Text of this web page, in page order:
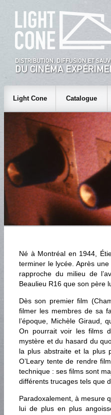
Light Cone Catalogue
Né à Montréal en 1944,
terminer le lycée. Après
rapproche du milieu de
Beaulieu R16 que son père
Dès son premier film
filmer les membres de sa
l’époque, Michèle Giraud,
On pourrait voir les films
mystère et du hasard du
la plus abstraite et la plus
O’Leary tente de rendre
technique : ses films sont
différents trucages tels que
Paradoxalement, à mesure
lui de plus en plus